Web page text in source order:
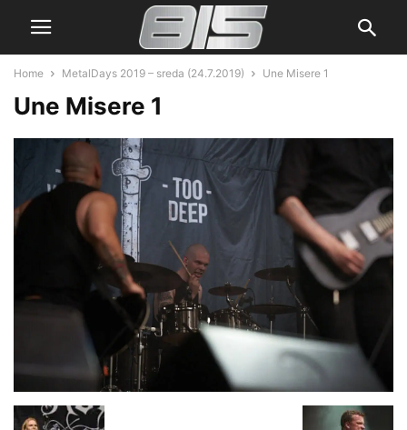
Home MetalDays 2019 – sreda (24.7.2019) Une Misere 1
Une Misere 1